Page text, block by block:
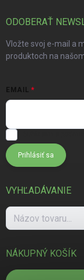
ODOBERAŤ
Vložte svoj e-mail a
produktoch na
EMAIL
Prihlásiť sa
VYHĽADÁVANIE
NÁKUPNÝ KOŠÍK